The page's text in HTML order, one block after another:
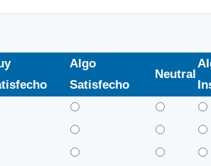
Algo
Satisfecho
Neutral